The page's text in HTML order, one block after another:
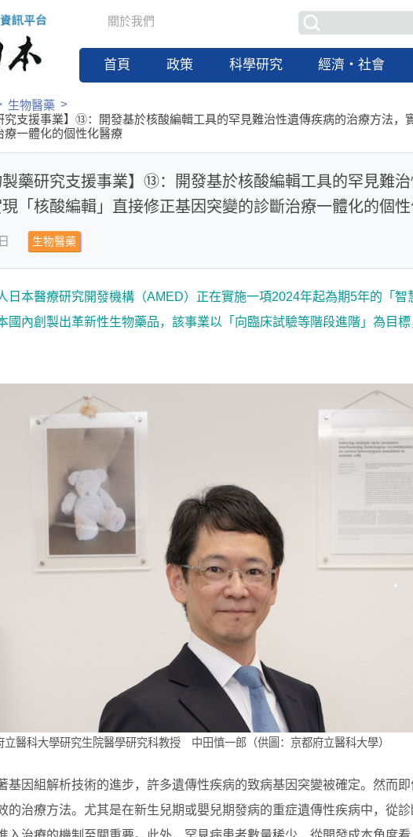
關於我們
首頁 政策 科學研究 經濟・社會
生物醫藥 >
究支援事業】⑬：開發基於核酸編輯工具的罕見難治性遺傳疾病的治療方法，
療一體化的個性化醫療
製藥研究支援事業】⑬：開發基於核酸編輯工具的罕見難
「核酸編輯」直接修正基因突變的診斷治療一體化的個
生物醫藥
日本醫療研究開發機構（AMED）正在實施一項2024年起為期5年的「智
國內創製出革新性生物藥品，該事業以「向臨床試驗等階段進階」為目
立醫科大學研究生院醫學研究科教授 中田慎一郎（供圖：京都府立醫科大學）
基因組解析技術的進步，許多遺傳性疾病的致病基因突變被確定。然而
的治療方法。尤其是在新生兒期或嬰兒期發病的重症遺傳性疾病中，從